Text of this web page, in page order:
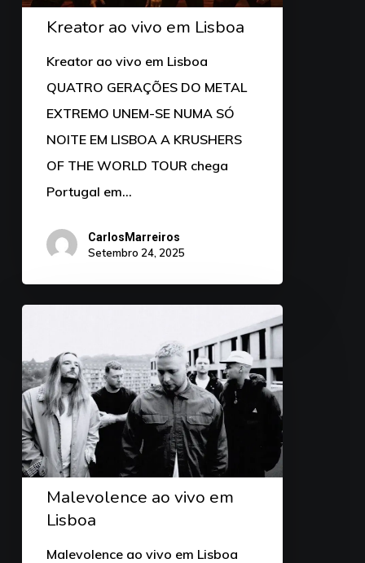
Kreator ao vivo em Lisboa
Kreator ao vivo em Lisboa
QUATRO GERAÇÕES DO METAL
EXTREMO UNEM-SE NUMA SÓ
NOITE EM LISBOA A KRUSHERS
OF THE WORLD TOUR chega
Portugal em…
CarlosMarreiros
Setembro 24, 2025
Malevolence ao vivo em
Lisboa
Malevolence ao vivo em Lisboa